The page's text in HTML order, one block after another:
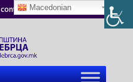
contact@debrca.gov.mk
Macedonian